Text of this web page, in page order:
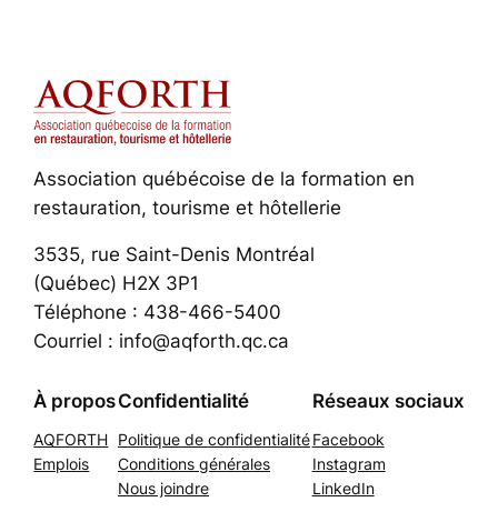
Association québécoise de la formation en
restauration, tourisme et hôtellerie
3535, rue Saint-Denis Montréal
(Québec) H2X 3P1
Téléphone : 438-466-5400
Courriel : info@aqforth.qc.ca
À propos
AQFORTH
Emplois
Confidentialité
Politique de confidentialité
Conditions générales
Nous joindre
Réseaux sociaux
Facebook
Instagram
LinkedIn